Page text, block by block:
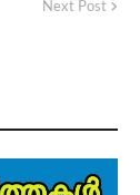
Next Post